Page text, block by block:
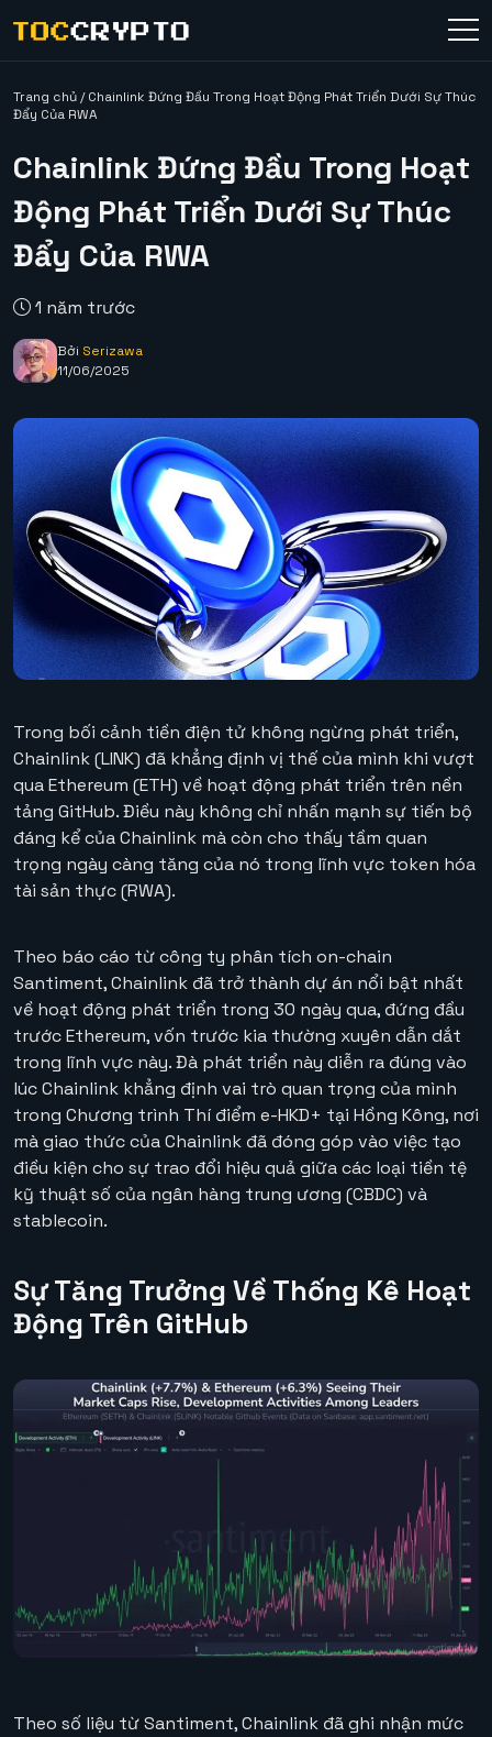
Trang chủ/Chainlink Đứng Đầu Trong Hoạt Động Phát Triển Dưới Sự Thúc
Đẩy Của RWA
Chainlink Đứng Đầu Trong Hoạt
Động Phát Triển Dưới Sự Thúc
Đẩy Của RWA
1 năm trước
Bởi Serizawa
11/06/2025
Trong bối cảnh tiền điện tử không ngừng phát triển,
Chainlink (LINK) đã khẳng định vị thế của mình khi vượt
qua Ethereum (ETH) về hoạt động phát triển trên nền
tảng GitHub. Điều này không chỉ nhấn mạnh sự tiến bộ
đáng kể của Chainlink mà còn cho thấy tầm quan
trọng ngày càng tăng của nó trong lĩnh vực token hóa
tài sản thực (RWA).
Theo báo cáo từ công ty phân tích on-chain
Santiment, Chainlink đã trở thành dự án nổi bật nhất
về hoạt động phát triển trong 30 ngày qua, đứng đầu
trước Ethereum, vốn trước kia thường xuyên dẫn dắt
trong lĩnh vực này. Đà phát triển này diễn ra đúng vào
lúc Chainlink khẳng định vai trò quan trọng của mình
trong Chương trình Thí điểm e-HKD+ tại Hồng Kông, nơi
mà giao thức của Chainlink đã đóng góp vào việc tạo
điều kiện cho sự trao đổi hiệu quả giữa các loại tiền tệ
kỹ thuật số của ngân hàng trung ương (CBDC) và
stablecoin.
Sự Tăng Trưởng Về Thống Kê Hoạt
Động Trên GitHub
Theo số liệu từ Santiment, Chainlink đã ghi nhận mức